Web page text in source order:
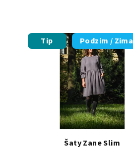
Tip Podzim / Zima
Šaty Zane Slim